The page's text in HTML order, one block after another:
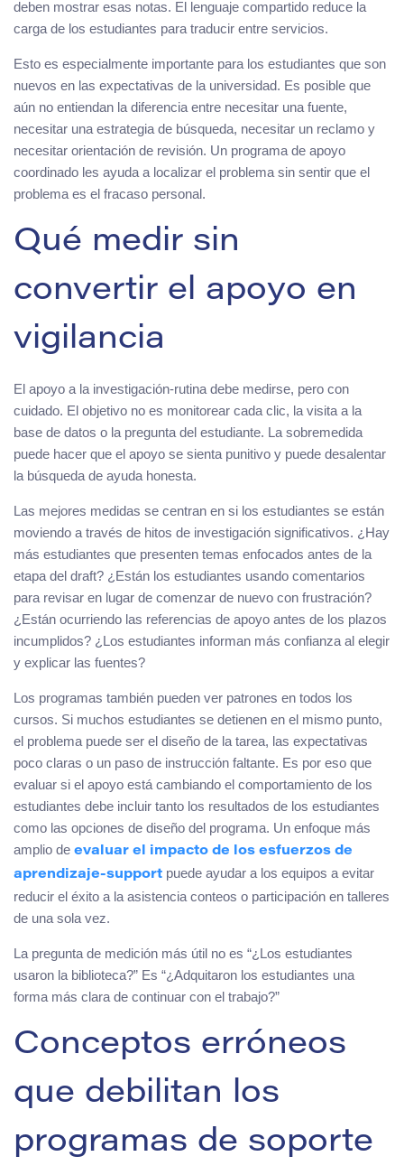
deben mostrar esas notas. El lenguaje compartido reduce la
carga de los estudiantes para traducir entre servicios.
Esto es especialmente importante para los estudiantes que son
nuevos en las expectativas de la universidad. Es posible que
aún no entiendan la diferencia entre necesitar una fuente,
necesitar una estrategia de búsqueda, necesitar un reclamo y
necesitar orientación de revisión. Un programa de apoyo
coordinado les ayuda a localizar el problema sin sentir que el
problema es el fracaso personal.
Qué medir sin
convertir el apoyo en
vigilancia
El apoyo a la investigación-rutina debe medirse, pero con
cuidado. El objetivo no es monitorear cada clic, la visita a la
base de datos o la pregunta del estudiante. La sobremedida
puede hacer que el apoyo se sienta punitivo y puede desalentar
la búsqueda de ayuda honesta.
Las mejores medidas se centran en si los estudiantes se están
moviendo a través de hitos de investigación significativos. ¿Hay
más estudiantes que presenten temas enfocados antes de la
etapa del draft? ¿Están los estudiantes usando comentarios
para revisar en lugar de comenzar de nuevo con frustración?
¿Están ocurriendo las referencias de apoyo antes de los plazos
incumplidos? ¿Los estudiantes informan más confianza al elegir
y explicar las fuentes?
Los programas también pueden ver patrones en todos los
cursos. Si muchos estudiantes se detienen en el mismo punto,
el problema puede ser el diseño de la tarea, las expectativas
poco claras o un paso de instrucción faltante. Es por eso que
evaluar si el apoyo está cambiando el comportamiento de los
estudiantes debe incluir tanto los resultados de los estudiantes
como las opciones de diseño del programa. Un enfoque más
amplio de evaluar el impacto de los esfuerzos de
aprendizaje-support puede ayudar a los equipos a evitar
reducir el éxito a la asistencia conteos o participación en talleres
de una sola vez.
La pregunta de medición más útil no es “¿Los estudiantes
usaron la biblioteca?” Es “¿Adquitaron los estudiantes una
forma más clara de continuar con el trabajo?”
Conceptos erróneos
que debilitan los
programas de soporte